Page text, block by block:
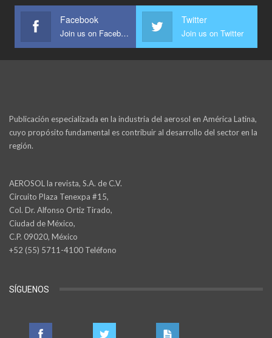
Facebook
Join us on Facebook
Twitter
Join us on Twitter
Publicación especializada en la industria del aerosol en América Latina,
cuyo propósito fundamental es contribuir al desarrollo del sector en la
región.
AEROSOL la revista, S.A. de C.V.
Circuito Plaza Tenexpa #15,
Col. Dr. Alfonso Ortiz Tirado,
Ciudad de México,
C.P. 09020, México
+52 (55) 5711-4100 Teléfono
SÍGUENOS